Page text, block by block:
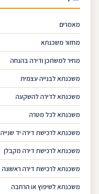
מאמרים
מחזור משכנתא
מחיר למשתכן ודירה בהנחה
משכנתא לבנייה עצמית
משכנתא לדירה להשקעה
משכנתא לכל מטרה
משכנתא לרכישת דירה יד שנייה
משכנתא לרכישת דירה מקבלן
משכנתא לרכישת דירה ראשונה
משכנתא לשיפוץ או הרחבה